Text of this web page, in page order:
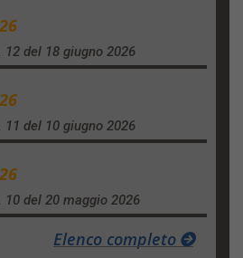
del 18 giugno 2026
del 10 giugno 2026
del 20 maggio 2026
Elenco completo